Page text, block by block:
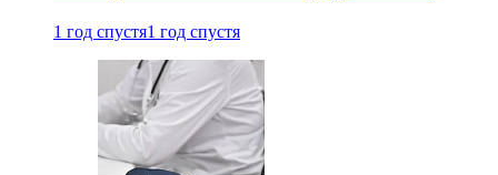
1 год спустя1 год спустя